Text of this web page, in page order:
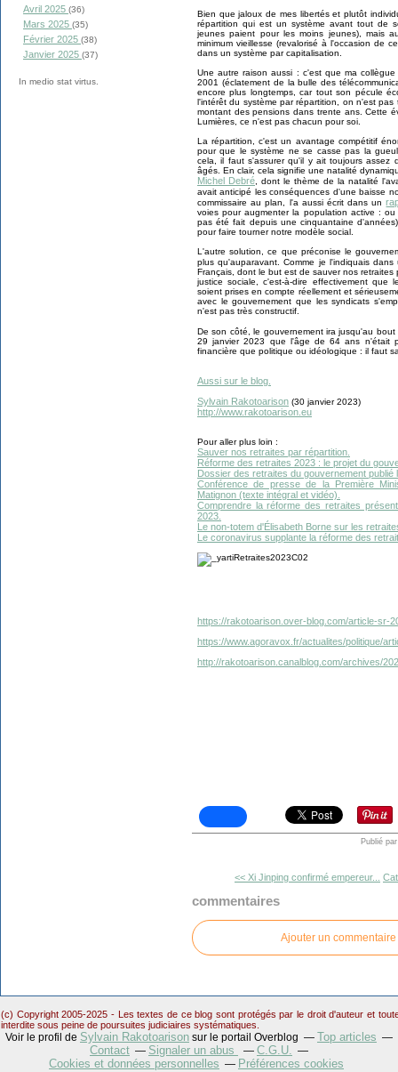
Avril 2025 (36)
Mars 2025 (35)
Février 2025 (38)
Janvier 2025 (37)
In medio stat virtus.
Bien que jaloux de mes libertés et plutôt
répartition qui est un système avant tout de
jeunes paient pour les moins jeunes), mais
minimum vieillesse (revalorisé à l'occasion de
dans un système par capitalisation.
Une autre raison aussi : c'est que ma
2001 (éclatement de la bulle des
encore plus longtemps, car tout son pécule
l'intérêt du système par répartition, on n'est
montant des pensions dans trente ans. Cette
Lumières, ce n'est pas chacun pour soi.
La répartition, c'est un avantage compétitif
pour que le système ne se casse pas la
cela, il faut s'assurer qu'il y ait toujours assez
âgés. En clair, cela signifie une natalité
Michel Debré , dont le thème de la natalité
avait anticipé les conséquences d'une baisse
commissaire au plan, l'a aussi écrit dans un
voies pour augmenter la population active :
pas été fait depuis une cinquantaine
pour faire tourner notre modèle social.
L'autre solution, ce que préconise le
plus qu'auparavant. Comme je l'indiquais
Français, dont le but est de sauver nos
justice sociale, c'est-à-dire effectivement
soient prises en compte réellement et
avec le gouvernement que les syndicats
n'est pas très constructif.
De son côté, le gouvernement ira jusqu'au bout
29 janvier 2023 que l'âge de 64 ans n'était
financière que politique ou idéologique : il faut
Aussi sur le blog.
Sylvain Rakotoarison (30 janvier 2023)
http://www.rakotoarison.eu
Pour aller plus loin :
Sauver nos retraites par répartition.
Réforme des retraites 2023 : le projet du
Dossier des retraites du gouvernement
Conférence de presse de la Première
Matignon (texte intégral et vidéo).
Comprendre la réforme des retraites
2023.
Le non-totem d'Élisabeth Borne sur les
Le coronavirus supplante la réforme des
https://rakotoarison.over-blog.com/article-sr-
https://www.agoravox.fr/actualites/politique/
http://rakotoarison.canalblog.com/archives/
Publié
<< Xi Jinping confirmé empereur...
commentaires
Ajouter un commentaire
(c) Copyright 2005-2025 - Les textes de ce blog sont protégés par le droit d'auteur et
interdite sous peine de poursuites judiciaires systématiques.
Voir le profil de Sylvain Rakotoarison sur le portail Overblog
Top articles
Contact
Signaler un abus
C.G.U.
Cookies et données personnelles
Préférences cookies